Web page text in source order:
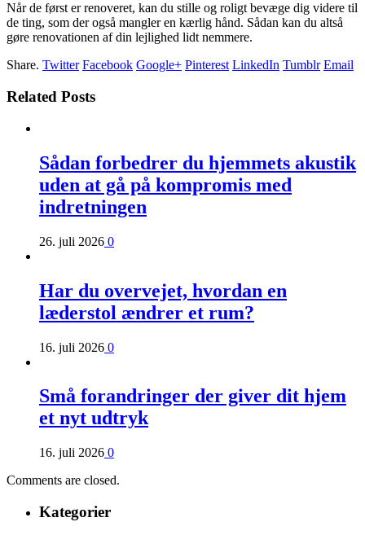
Når de først er renoveret, kan du stille og roligt bevæge dig videre til
de ting, som der også mangler en kærlig hånd. Sådan kan du altså
gøre renovationen af din lejlighed lidt nemmere.
Share. Twitter Facebook Google+ Pinterest LinkedIn Tumblr Email
Related Posts
Sådan forbedrer du hjemmets akustik
uden at gå på kompromis med
indretningen
26. juli 2026 0
Har du overvejet, hvordan en
læderstol ændrer et rum?
16. juli 2026 0
Små forandringer der giver dit hjem
et nyt udtryk
16. juli 2026 0
Comments are closed.
Kategorier